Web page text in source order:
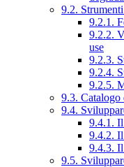
9.2.
9.2.1.
9.2.2.
use
9.2.3.
9.2.4.
9.2.5.
9.3. Catalogo
9.4.
9.4.1.
9.4.2.
9.4.3.
9.5.